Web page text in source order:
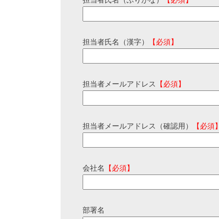
担当者氏名（漢字） 【必須】
担当者メールアドレス 【必須】
担当者メールアドレス（確認用） 【必須
会社名 【必須】
部署名